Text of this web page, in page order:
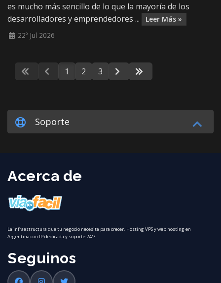
es mucho más sencillo de lo que la mayoría de los
desarrolladores y emprendedores ...
Leer Más »
22º Jul 2026
1 2 3
Soporte
Acerca de
La infraestructura que tu negocio necesita para crecer. Hosting VPS y web hosting en
Argentina con IP dedicada y soporte 24/7.
Seguinos